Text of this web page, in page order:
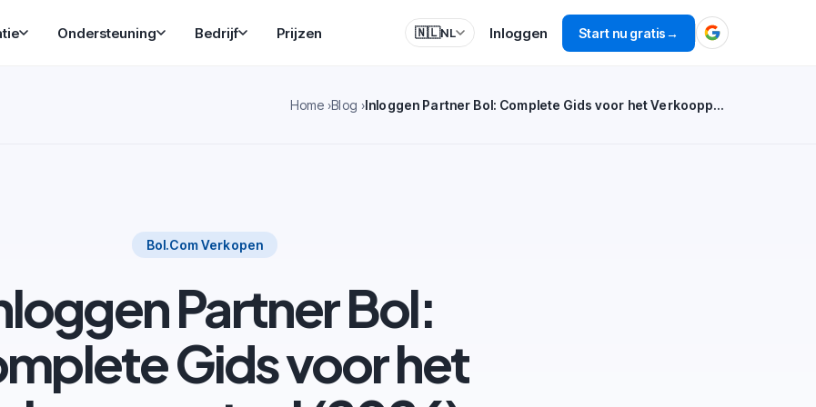
Ondersteuning Bedrijf Prijzen 🇳🇱NL Inloggen Start nu gratis→
Home Blog Inloggen Partner Bol: Complete Gids voor het Verkoopportaal (2026)
Bol.com Verkopen
Partner Bol:
Gids voor het